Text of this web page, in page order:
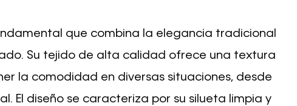
que combina la elegancia tradicional
Su tejido de alta calidad ofrece una textura
la comodidad en diversas situaciones, desde
El diseño se caracteriza por su silueta limpia y